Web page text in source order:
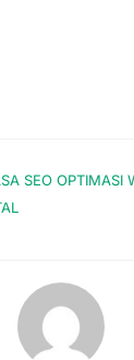
Panduan
Pemula di 2026
Admin DigiMarket